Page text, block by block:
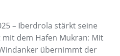
– Iberdrola stärkt seine
dem Hafen Mukran: Mit
übernimmt der